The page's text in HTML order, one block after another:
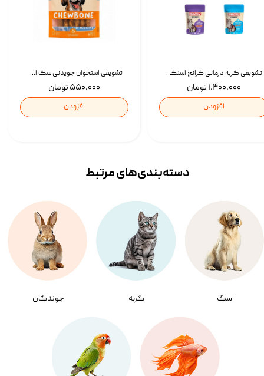
تشویقی استخوان جویدنی سگ اسنکی کرانچی با طعم مرغ Snacky Crunchy Munchy وزن 100 گرم
۵۵۰,۰۰۰ تومان
افزودن
تشویقی گربه درمانی کرانچ اسنکی با طعم میکس Snacky Crunch Cat Treats وزن 60 گرم بسته 4 عددی
۱,۴۰۰,۰۰۰ تومان
افزودن
سگ گربه جوندگان
دسته‌بندی‌‌های مرتبط